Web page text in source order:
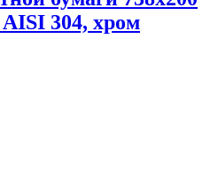
304, хром